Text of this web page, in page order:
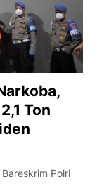
Ton
Polri